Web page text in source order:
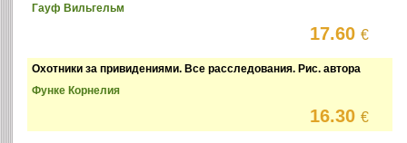
Гауф Вильгельм
17.60€
Охотники за привидениями. Все расследования. Рис. автора
Функе Корнелия
16.30€